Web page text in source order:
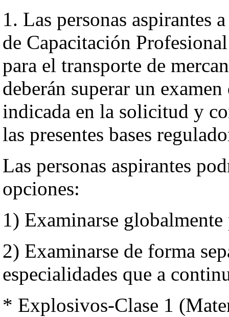
1. Las personas aspirantes
de Capacitación
para el transporte de
deberán superar un
indicada en la solicitud y
las presentes bases
Las personas aspirantes
opciones:
1) Examinarse globalmente
2) Examinarse de forma
especialidades que a
* Explosivos-Clase 1